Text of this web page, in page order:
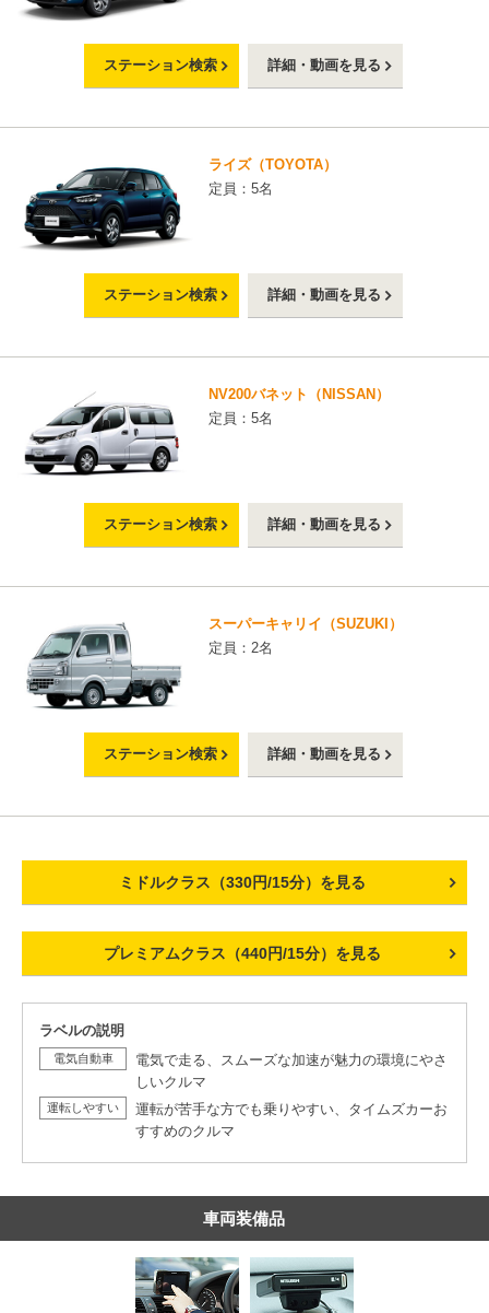
ステーション検索 詳細・動画を見る
ライズ（TOYOTA）
定員：5名
ステーション検索 詳細・動画を見る
NV200バネット（NISSAN）
定員：5名
ステーション検索 詳細・動画を見る
スーパーキャリイ（SUZUKI）
定員：2名
ステーション検索 詳細・動画を見る
ミドルクラス（330円/15分）を見る
プレミアムクラス（440円/15分）を見る
ラベルの説明
電気自動車
電気で走る、スムーズな加速が魅力の環境にやさ
しいクルマ
運転しやすい
運転が苦手な方でも乗りやすい、タイムズカーお
すすめのクルマ
車両装備品